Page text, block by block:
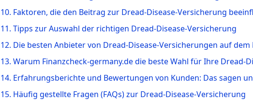
10. Faktoren, die den Beitrag zur Dread-Disease-Versicherung
11. Tipps zur Auswahl der richtigen Dread-Disease-Versicherung
12. Die besten Anbieter von Dread-Disease-Versicherungen auf
13. Warum Finanzcheck-germany.de die beste Wahl für Ihre Dread-
14. Erfahrungsberichte und Bewertungen von Kunden: Das sagen
15. Häufig gestellte Fragen (FAQs) zur Dread-Disease-Versicherung